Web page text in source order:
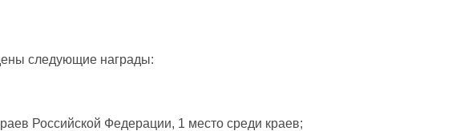
следующие награды:
Российской Федерации, 1 место среди краев;